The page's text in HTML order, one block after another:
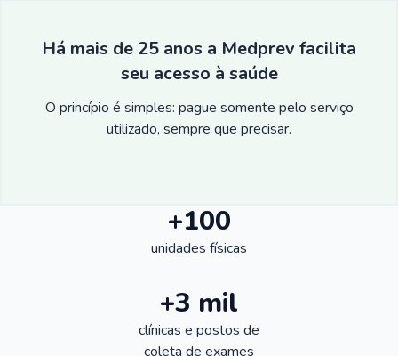
Há mais de 25 anos a Medprev facilita
seu acesso à saúde
O princípio é simples: pague somente pelo serviço
utilizado, sempre que precisar.
+100
unidades físicas
+3 mil
clínicas e postos de
coleta de exames